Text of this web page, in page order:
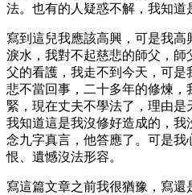
法。也有的人疑惑不解，我知道
寫到這兒我應該高興，可是我
淚水，我對不起慈悲的師父，
父的看護，我走不到今天，可
悲不當回事，二十多年的修煉，
緊，現在丈夫不學法了，理由是
我知道這是我沒修好造成的，我
念九字真言，他答應了。可是
恨、遺憾沒法形容。
寫這篇文章之前我很猶豫，寫還